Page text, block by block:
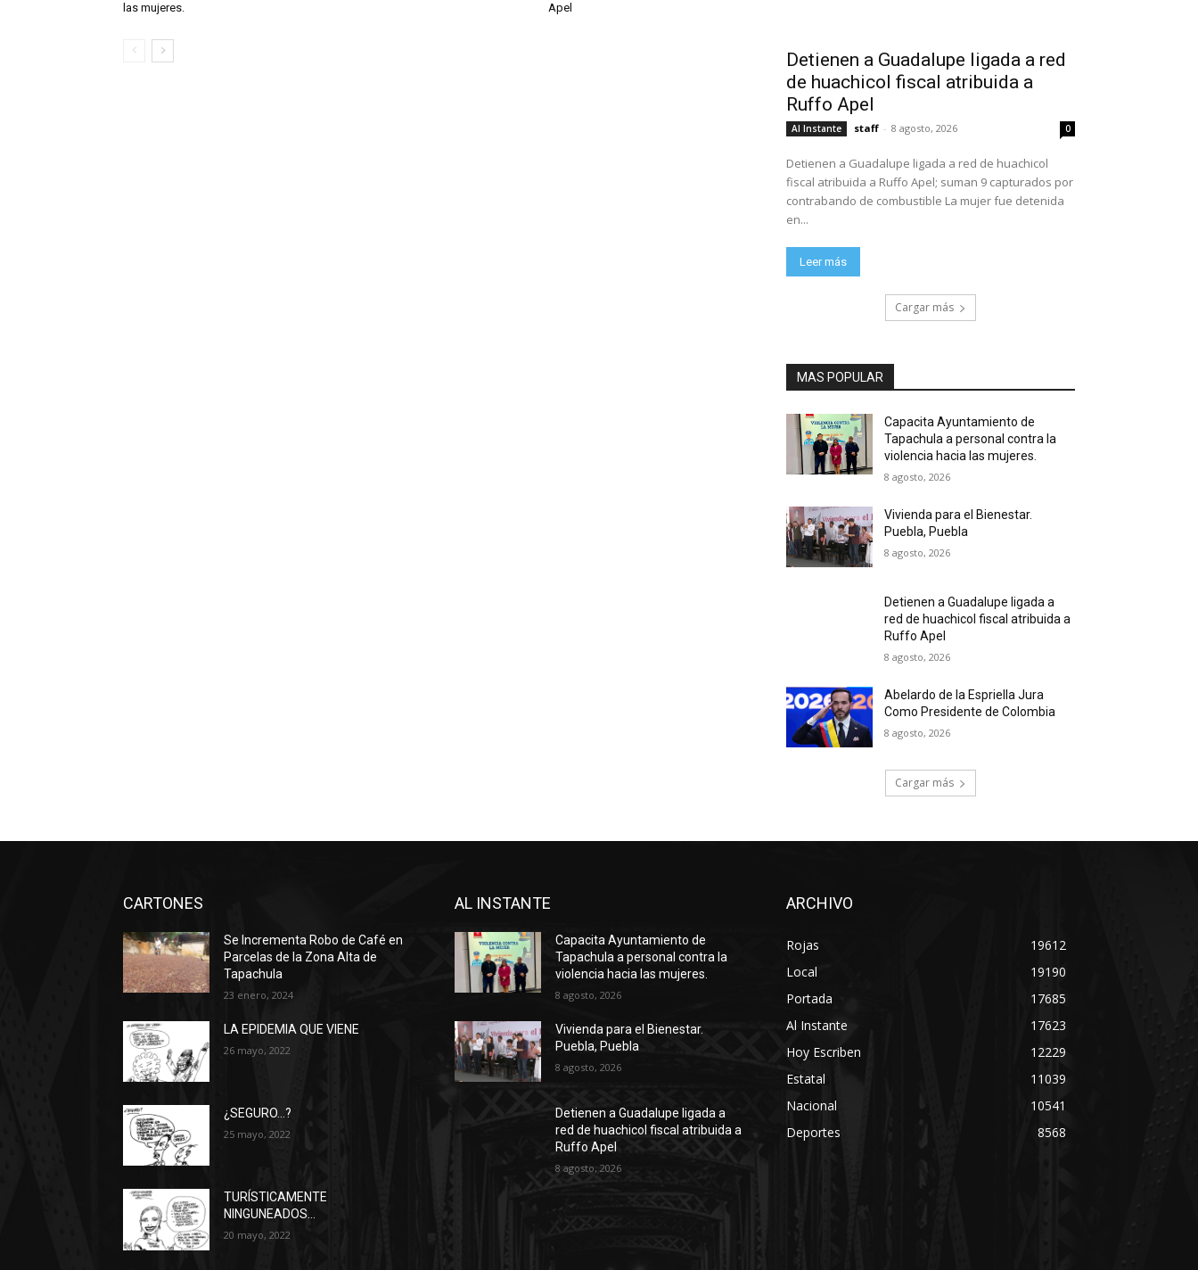
las mujeres.
Apel
Detienen a Guadalupe ligada a red
de huachicol fiscal atribuida a
Ruffo Apel
Al Instante staff - 8 agosto, 2026 0
Detienen a Guadalupe ligada a red de huachicol
fiscal atribuida a Ruffo Apel; suman 9 capturados por
contrabando de combustible La mujer fue detenida
en...
Leer más
Cargar más
MAS POPULAR
Capacita Ayuntamiento de
Tapachula a personal contra la
violencia hacia las mujeres.
8 agosto, 2026
Vivienda para el Bienestar.
Puebla, Puebla
8 agosto, 2026
Detienen a Guadalupe ligada a
red de huachicol fiscal atribuida a
Ruffo Apel
8 agosto, 2026
Abelardo de la Espriella Jura
Como Presidente de Colombia
8 agosto, 2026
Cargar más
CARTONES
Se Incrementa Robo de Café en
Parcelas de la Zona Alta de
Tapachula
23 enero, 2024
LA EPIDEMIA QUE VIENE
26 mayo, 2022
¿SEGURO…?
25 mayo, 2022
TURÍSTICAMENTE
NINGUNEADOS…
20 mayo, 2022
AL INSTANTE
Capacita Ayuntamiento de
Tapachula a personal contra la
violencia hacia las mujeres.
8 agosto, 2026
Vivienda para el Bienestar.
Puebla, Puebla
8 agosto, 2026
Detienen a Guadalupe ligada a
red de huachicol fiscal atribuida a
Ruffo Apel
8 agosto, 2026
ARCHIVO
Rojas
19612
Local
19190
Portada
17685
Al Instante
17623
Hoy Escriben
12229
Estatal
11039
Nacional
10541
Deportes
8568